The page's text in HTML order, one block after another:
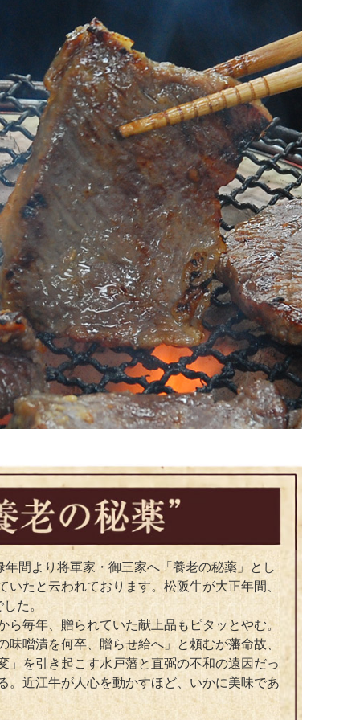
間より将軍家・御三家へ「養老の秘薬」とし
たと云われております。松阪牛が大正年間、
した。
毎年、贈られていた献上品もピタッとやむ。
味噌漬を何卒、贈らせ給へ」と頼むが藩命故、
」を引き起こす水戸藩と直弼の不和の遠因だっ
。近江牛が人心を動かすほど、いかに美味であ